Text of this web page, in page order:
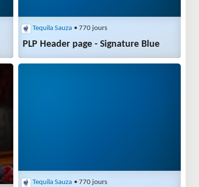
Tequila Sauza • 770 jours
PLP Header page - Signature Blue
Tequila Sauza • 770 jours